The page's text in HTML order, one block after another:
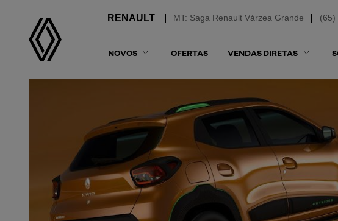
(65)
MT: Saga Renault Várzea Grande
NOVOS OFERTAS VENDAS DIRETAS